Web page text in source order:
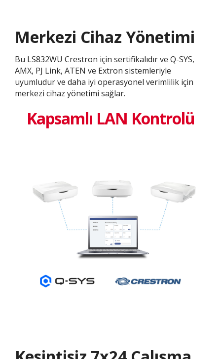
Merkezi Cihaz Yönetimi
Bu LS832WU Crestron için sertifikalıdır ve Q-SYS,
AMX, PJ Link, ATEN ve Extron sistemleriyle
uyumludur ve daha iyi operasyonel verimlilik için
merkezi cihaz yönetimi sağlar.
Kapsamlı LAN Kontrolü